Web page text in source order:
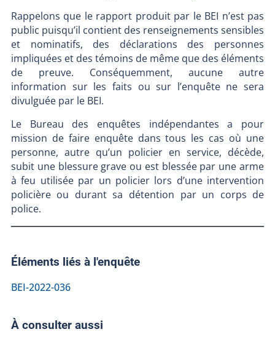
Rappelons que le rapport produit par le BEI n’est pas
public puisqu’il contient des renseignements sensibles
et nominatifs, des déclarations des personnes
impliquées et des témoins de même que des éléments
de preuve. Conséquemment, aucune autre
information sur les faits ou sur l’enquête ne sera
divulguée par le BEI.
Le Bureau des enquêtes indépendantes a pour
mission de faire enquête dans tous les cas où une
personne, autre qu’un policier en service, décède,
subit une blessure grave ou est blessée par une arme
à feu utilisée par un policier lors d’une intervention
policière ou durant sa détention par un corps de
police.
Éléments liés à l'enquête
BEI-2022-036
À consulter aussi